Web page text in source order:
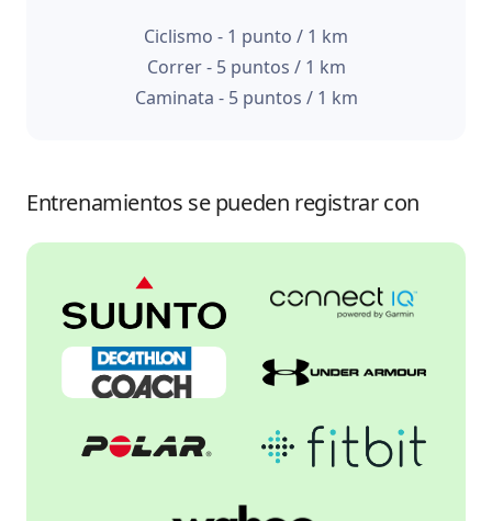
Ciclismo - 1 punto / 1 km
Correr - 5 puntos / 1 km
Caminata - 5 puntos / 1 km
Entrenamientos se pueden registrar con